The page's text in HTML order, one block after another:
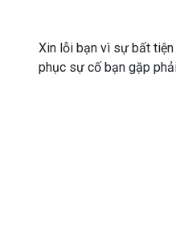
Xin lỗi bạn vì sự bất tiện
phục sự cố bạn gặp